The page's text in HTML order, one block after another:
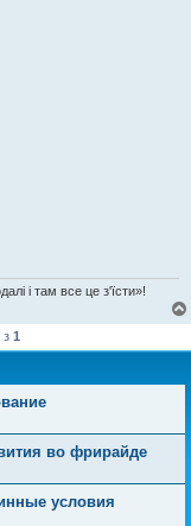
і там все це з'їсти»!
з 1
во фрирайде
условия